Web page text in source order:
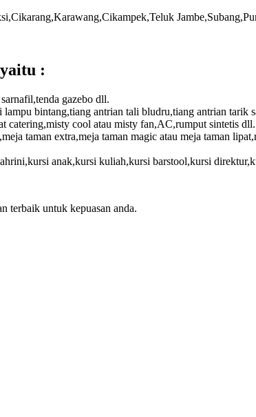
:
gazebo dll.
bintang,tiang antrian tali bludru,tiang antrian tarik
catering,misty cool atau misty fan,AC,rumput sintetis dll.
taman extra,meja taman magic atau meja taman
anak,kursi kuliah,kursi barstool,kursi
terbaik untuk kepuasan anda.